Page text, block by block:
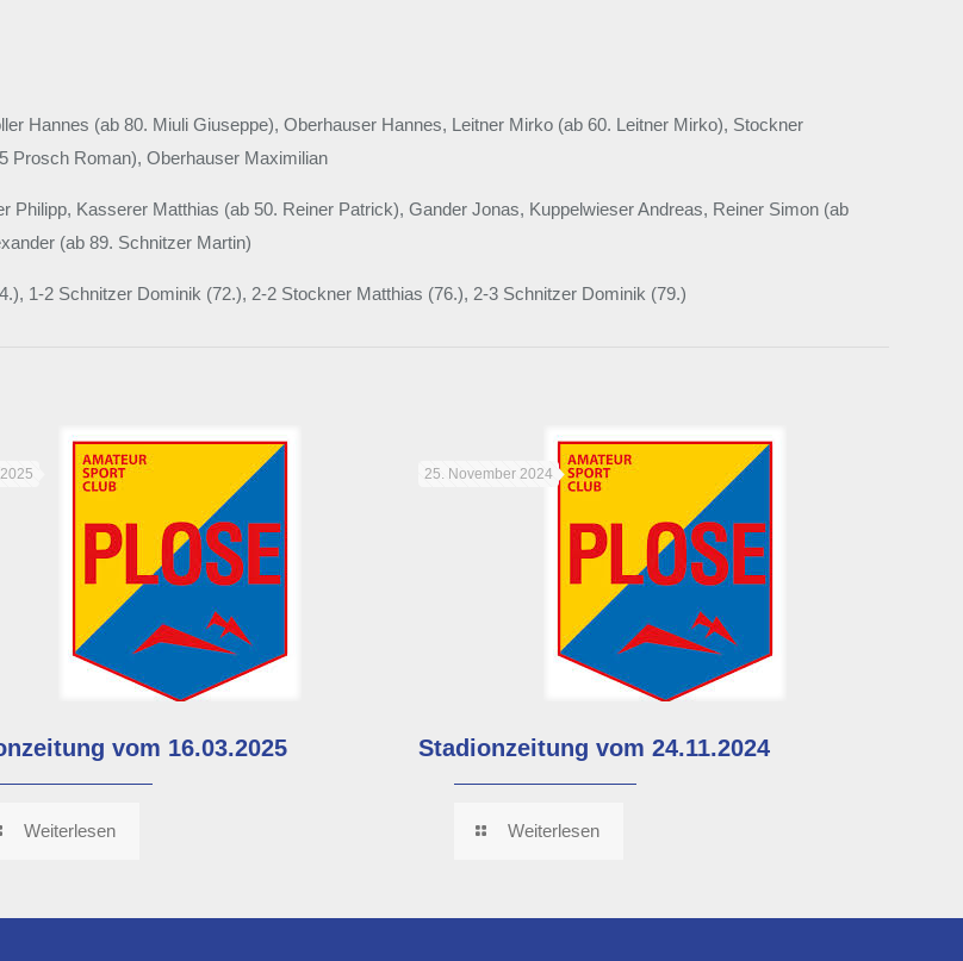
Hannes (ab 80. Miuli Giuseppe), Oberhauser Hannes, Leitner Mirko (ab 60. Leitner Mirko), Stockner
Prosch Roman), Oberhauser Maximilian
Philipp, Kasserer Matthias (ab 50. Reiner Patrick), Gander Jonas, Kuppelwieser Andreas, Reiner Simon (ab
(ab 89. Schnitzer Martin)
1-2 Schnitzer Dominik (72.), 2-2 Stockner Matthias (76.), 2-3 Schnitzer Dominik (79.)
vom 16.03.2025
Weiterlesen
25. November 2024
Stadionzeitung vom 24.11.2024
Weiterlesen